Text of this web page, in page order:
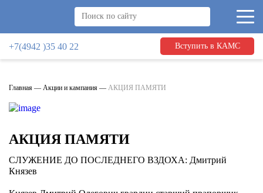
+7(4942 )35 40 22 Вступить в КАМС
Главная — Акции и кампания — АКЦИЯ ПАМЯТИ
АКЦИЯ ПАМЯТИ
СЛУЖЕНИЕ ДО ПОСЛЕДНЕГО ВЗДОХА: Дмитрий
Князев